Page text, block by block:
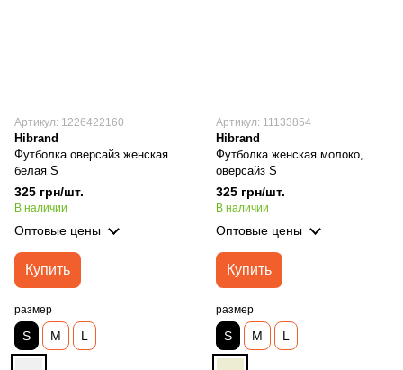
Артикул: 1226422160
Hibrand
Футболка оверсайз женская
белая S
325 грн/шт.
В наличии
Оптовые цены
Купить
размер
S M L
Артикул: 11133854
Hibrand
Футболка женская молоко,
оверсайз S
325 грн/шт.
В наличии
Оптовые цены
Купить
размер
S M L